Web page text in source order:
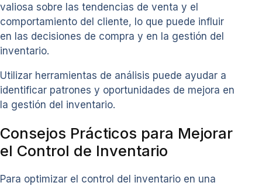
valiosa sobre las tendencias de venta y el
comportamiento del cliente, lo que puede influir
en las decisiones de compra y en la gestión del
inventario.
Utilizar herramientas de análisis puede ayudar a
identificar patrones y oportunidades de mejora en
la gestión del inventario.
Consejos Prácticos para Mejorar
el Control de Inventario
Para optimizar el control del inventario en una